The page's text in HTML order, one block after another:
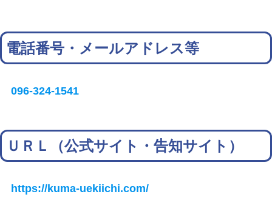
電話番号・メールアドレス等
096-324-1541
ＵＲＬ（公式サイト・告知サイト）
https://kuma-uekiichi.com/